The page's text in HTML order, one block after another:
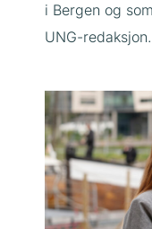
i Bergen og
UNG-redaksjon.